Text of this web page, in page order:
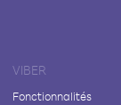
VIBER
Fonctionnalités